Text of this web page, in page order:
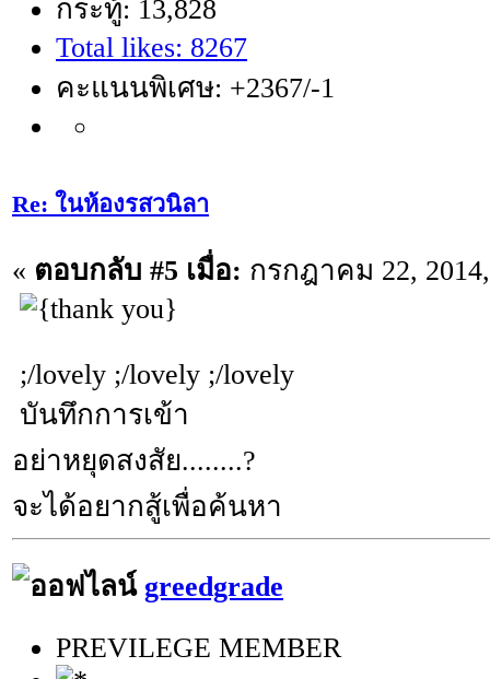
กระทู้: 13,828
Total likes: 8267
คะแนนพิเศษ: +2367/-1
Re: ในห้องรสวนิลา
« ตอบกลับ #5 เมื่อ: กรกฎาคม 22,
;/lovely ;/lovely ;/lovely
บันทึกการเข้า
อย่าหยุดสงสัย........?
จะได้อยากสู้เพื่อค้นหา
greedgrade
PREVILEGE MEMBER